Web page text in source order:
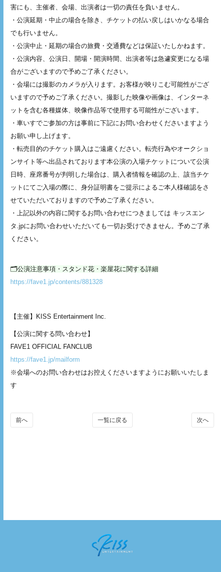
害にも、主催者、会場、出演者は一切の責任を負いません。
・公演延期・中止の場合を除き、チケットの払い戻しはいかなる場合
でも行いません。
・公演中止・延期の場合の旅費・交通費などは保証いたしかねます。
・公演内容、公演日、開場・開演時間、出演者等は急遽変更になる場
合がございますので予めご了承ください。
・会場には撮影のカメラが入ります。お客様が映りこむ可能性がござ
いますので予めご了承ください。撮影した映像や画像は、インターネ
ットを含む各種媒体、映像作品等で使用する可能性がございます。
・車いすでご参加の方は事前に下記にお問い合わせくださいますよう
お願い申し上げます。
・転売目的のチケット購入はご遠慮ください。転売行為やオークショ
ンサイト等へ出品されております本公演の入場チケットについて公演
日時、座席番号が判明した場合は、購入者情報を確認の上、該当チケ
ットにてご入場の際に、身分証明書をご提示によるご本人様確認をさ
せていただいておりますので予めご了承ください。
・上記以外の内容に関するお問い合わせにつきましては キッスエン
タ.jpにお問い合わせいただいても一切お受けできません。予めご了承
ください。
🗂️公演注意事項・スタンド花・楽屋花に関する詳細
https://fave1.jp/contents/881328
【主催】KISS Entertainment Inc.
【公演に関する問い合わせ】
FAVE1 OFFICIAL FANCLUB
https://fave1.jp/mailform
※会場へのお問い合わせはお控えくださいますようにお願いいたしま
す
前へ 一覧に戻る 次へ